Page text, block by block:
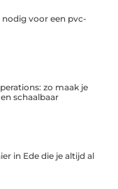
voor een pvc-
zo maak je
schaalbaar
in Ede die je altijd al